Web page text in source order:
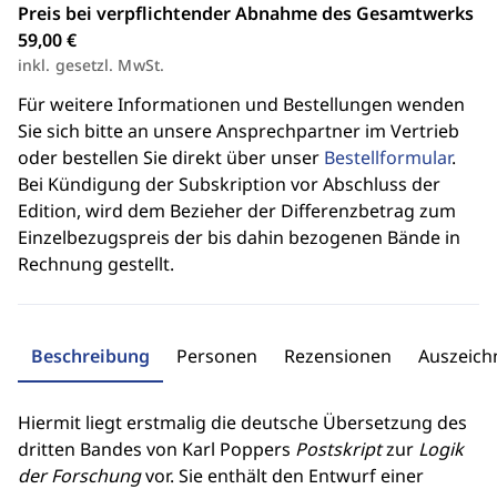
Preis bei verpflichtender Abnahme des Gesamtwerks
59,00 €
inkl. gesetzl. MwSt.
Für weitere Informationen und Bestellungen wenden
Sie sich bitte an unsere Ansprechpartner im Vertrieb
oder bestellen Sie direkt über unser Bestellformular.
Bei Kündigung der Subskription vor Abschluss der
Edition, wird dem Bezieher der Differenzbetrag zum
Einzelbezugspreis der bis dahin bezogenen Bände in
Rechnung gestellt.
Beschreibung Personen Rezensionen
Hiermit liegt erstmalig die deutsche Übersetzung des
dritten Bandes von Karl Poppers Postskriptzur Logik
der Forschungvor. Sie enthält den Entwurf einer